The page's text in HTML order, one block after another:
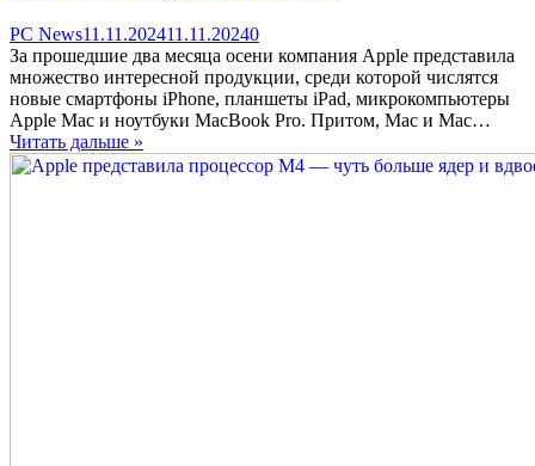
Categories
PC NewsPosted
on
11.11.202411.11.20240comments
on
Новейший
Apple
M4
стал
За прошедшие два месяца осени компания Apple представила
множество интересной продукции, среди которой числятся
новые смартфоны iPhone, планшеты iPad, микрокомпьютеры
Apple Mac и ноутбуки MacBook Pro. Притом, Mac и Mac…
Читать дальше »